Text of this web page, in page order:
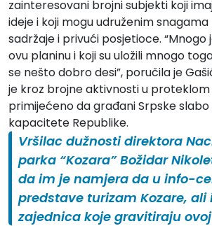
zainteresovani brojni subjekti koji
ideje i koji mogu udruženim
sadržaje i privući posjetioce. “Mnogo
ovu planinu i koji su uložili mnogo
se nešto dobro desi”, poručila je
je kroz brojne aktivnosti u
primijećeno da građani Srpske slabo
kapacitete Republike.
Vršilac dužnosti direktora
parka “Kozara” Božidar
da im je namjera da u info-
predstave turizam Kozare,
zajednica koje gravitiraju